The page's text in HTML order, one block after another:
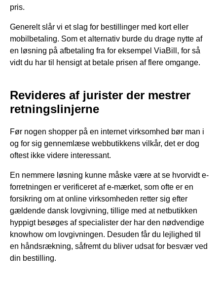
pris.
Generelt slår vi et slag for bestillinger med kort eller
mobilbetaling. Som et alternativ burde du drage nytte af
en løsning på afbetaling fra for eksempel ViaBill, for så
vidt du har til hensigt at betale prisen af flere omgange.
Revideres af jurister der mestrer
retningslinjerne
Før nogen shopper på en internet virksomhed bør man i
og for sig gennemlæse webbutikkens vilkår, det er dog
oftest ikke videre interessant.
En nemmere løsning kunne måske være at se hvorvidt e-
forretningen er verificeret af e-mærket, som ofte er en
forsikring om at online virksomheden retter sig efter
gældende dansk lovgivning, tillige med at netbutikken
hyppigt besøges af specialister der har den nødvendige
knowhow om lovgivningen. Desuden får du lejlighed til
en håndsrækning, såfremt du bliver udsat for besvær ved
din bestilling.